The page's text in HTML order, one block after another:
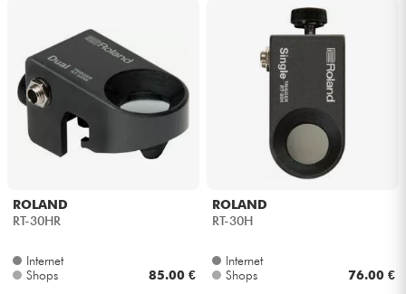
Licht
Drums
Blasinstrumente
Kabel & Zubehöre
ROLAND
RT-30HR
Internet
Shops
85.00 €
ROLAND
RT-30H
Internet
Shops
76.00 €